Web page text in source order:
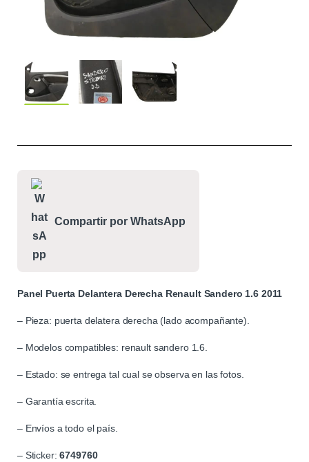
Compartir por WhatsApp
Panel Puerta Delantera Derecha Renault Sandero 1.6 2011
– Pieza: puerta delatera derecha (lado acompañante).
– Modelos compatibles: renault sandero 1.6.
– Estado: se entrega tal cual se observa en las fotos.
– Garantía escrita.
– Envíos a todo el país.
– Sticker:6749760